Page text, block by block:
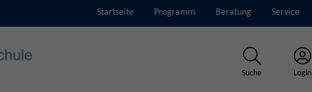
Startseite Programm Beratung Service
Suche Login